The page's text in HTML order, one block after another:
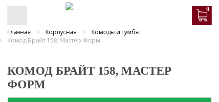
0
Главная Корпусная
Комоды и тумбы
Комод Брайт 158, Мастер Форм
КОМОД БРАЙТ 158, МАСТЕР
ФОРМ